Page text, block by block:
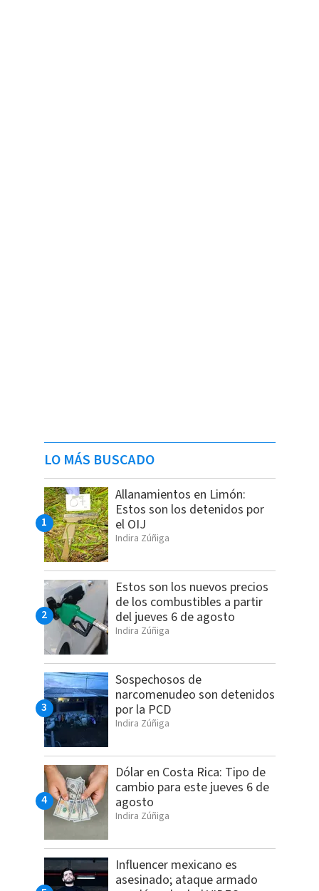
LO MÁS BUSCADO
Allanamientos en Limón:
Estos son los detenidos por
el OIJ
Indira Zúñiga
Estos son los nuevos precios
de los combustibles a partir
del jueves 6 de agosto
Indira Zúñiga
Sospechosos de
narcomenudeo son detenidos
por la PCD
Indira Zúñiga
Dólar en Costa Rica: Tipo de
cambio para este jueves 6 de
agosto
Indira Zúñiga
Influencer mexicano es
asesinado; ataque armado